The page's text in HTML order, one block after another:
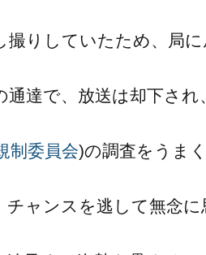
撮りしていたため、局
通達で、放送は却下さ
制委員会)の調査をうま
ャンスを逃して無念